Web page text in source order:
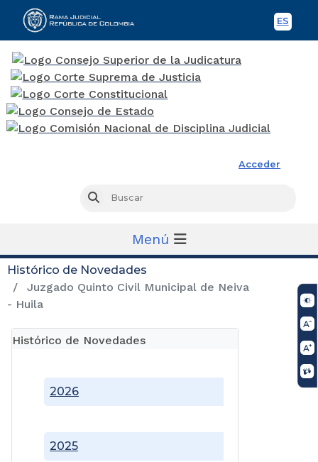
ES
Acceder
Buscar
Menú
Histórico de Novedades
Juzgado Quinto Civil Municipal de Neiva
- Huila
Histórico de Novedades
2025
2026